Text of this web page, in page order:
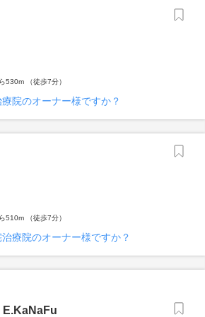
530m （徒歩7分）
療院のオーナー様ですか？
510m （徒歩7分）
療院のオーナー様ですか？